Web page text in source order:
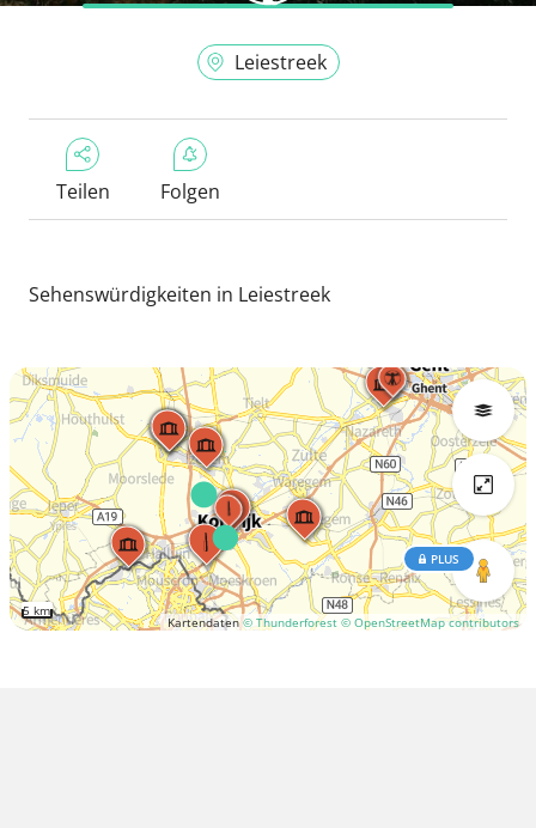
Leiestreek
Teilen Folgen
Sehenswürdigkeiten in Leiestreek
Kartendaten© Thunderforest © OpenStreetMap contributors
PLUS
5 km